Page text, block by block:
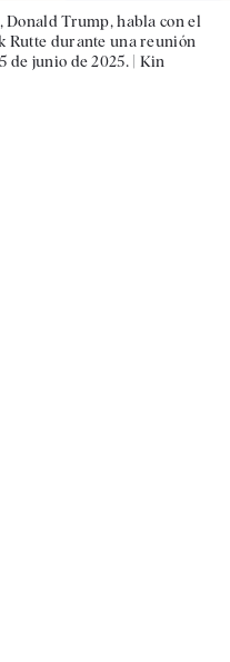
Donald Trump, habla con el
Rutte durante una reunión
de junio de 2025. | Kin